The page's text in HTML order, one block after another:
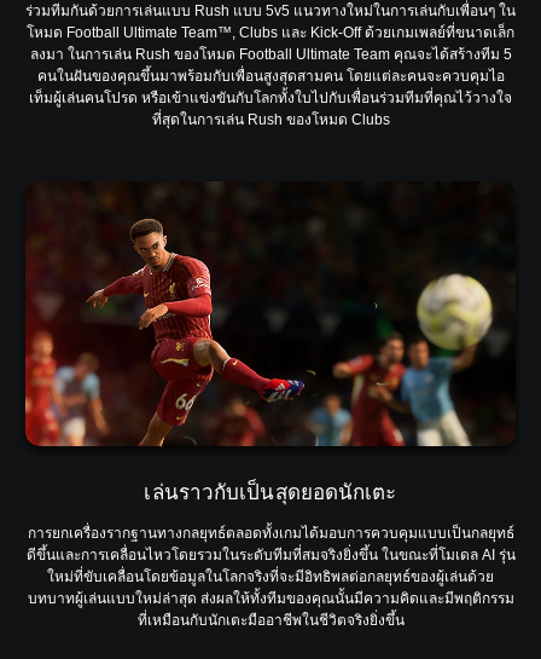
ร่วมทีมกันด้วยการเล่นแบบ Rush แบบ 5v5 แนวทางใหม่ในการเล่นกับเพื่อนๆ ใน
โหมด Football Ultimate Team™, Clubs และ Kick-Off ด้วยเกมเพลย์ที่ขนาดเล็ก
ลงมา ในการเล่น Rush ของโหมด Football Ultimate Team คุณจะได้สร้างทีม 5
คนในฝันของคุณขึ้นมาพร้อมกับเพื่อนสูงสุดสามคน โดยแต่ละคนจะควบคุมไอ
เท็มผู้เล่นคนโปรด หรือเข้าแข่งขันกับโลกทั้งใบไปกับเพื่อนร่วมทีมที่คุณไว้วางใจ
ที่สุดในการเล่น Rush ของโหมด Clubs
เล่นราวกับเป็นสุดยอดนักเตะ
การยกเครื่องรากฐานทางกลยุทธ์ตลอดทั้งเกมได้มอบการควบคุมแบบเป็นกลยุทธ์
ดีขึ้นและการเคลื่อนไหวโดยรวมในระดับทีมที่สมจริงยิ่งขึ้น ในขณะที่โมเดล AI รุ่น
ใหม่ที่ขับเคลื่อนโดยข้อมูลในโลกจริงที่จะมีอิทธิพลต่อกลยุทธ์ของผู้เล่นด้วย
บทบาทผู้เล่นแบบใหม่ล่าสุด ส่งผลให้ทั้งทีมของคุณนั้นมีความคิดและมีพฤติกรรม
ที่เหมือนกับนักเตะมืออาชีพในชีวิตจริงยิ่งขึ้น